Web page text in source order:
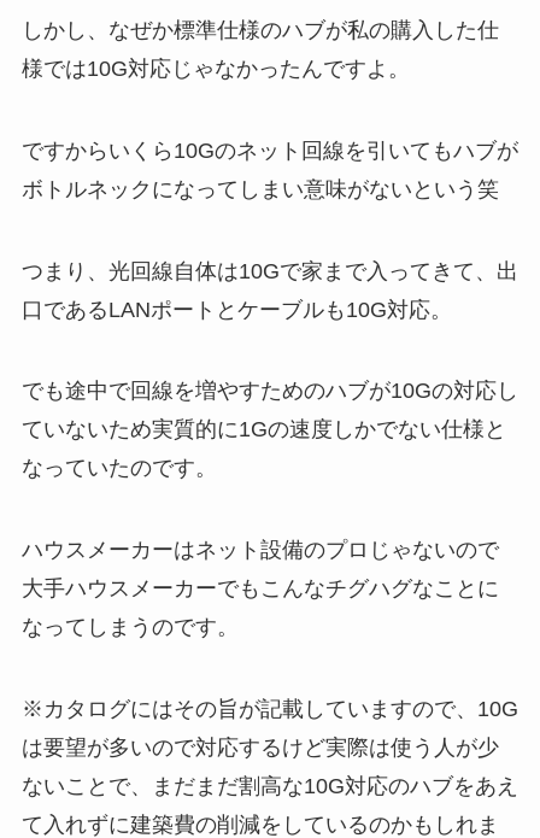
しかし、なぜか標準仕様のハブが私の購入した仕
様では10G対応じゃなかったんですよ。
ですからいくら10Gのネット回線を引いてもハブが
ボトルネックになってしまい意味がないという笑
つまり、光回線自体は10Gで家まで入ってきて、出
口であるLANポートとケーブルも10G対応。
でも途中で回線を増やすためのハブが10Gの対応し
ていないため実質的に1Gの速度しかでない仕様と
なっていたのです。
ハウスメーカーはネット設備のプロじゃないので
大手ハウスメーカーでもこんなチグハグなことに
なってしまうのです。
※カタログにはその旨が記載していますので、10G
は要望が多いので対応するけど実際は使う人が少
ないことで、まだまだ割高な10G対応のハブをあえ
て入れずに建築費の削減をしているのかもしれま